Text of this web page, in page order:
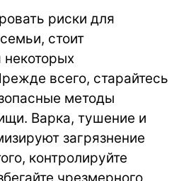
риски для
стоит
всего, старайтесь
методы
Варка, тушение и
загрязнение
контролируйте
чрезмерного